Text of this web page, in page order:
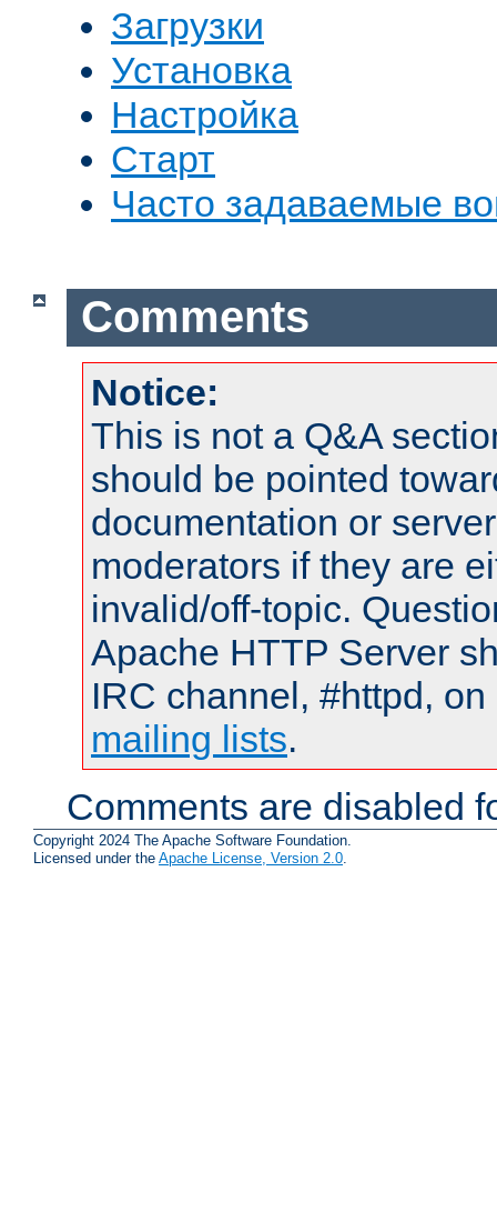
Загрузки
Установка
Настройка
Старт
Часто задаваемые
Comments
Notice:
This is not a Q&A
should be pointed
documentation or
moderators if they are
invalid/off-topic.
Apache HTTP Server
IRC channel, #httpd,
mailing lists.
Comments are disabled
Copyright 2024 The Apache Software Foundation.
Licensed under the Apache License, Version 2.0.